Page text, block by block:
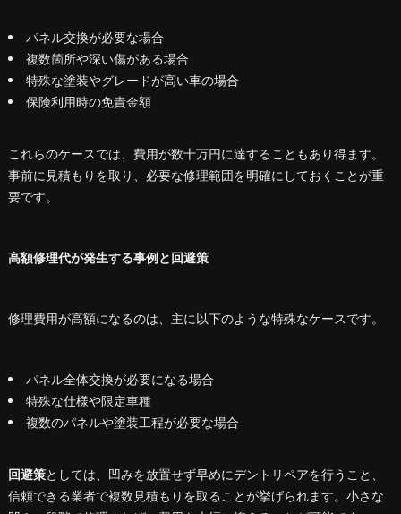
パネル交換が必要な場合
複数箇所や深い傷がある場合
特殊な塗装やグレードが高い車の場合
保険利用時の免責金額
これらのケースでは、費用が数十万円に達することもあり得ます。
事前に見積もりを取り、必要な修理範囲を明確にしておくことが重
要です。
高額修理代が発生する事例と回避策
修理費用が高額になるのは、主に以下のような特殊なケースです。
パネル全体交換が必要になる場合
特殊な仕様や限定車種
複数のパネルや塗装工程が必要な場合
回避策としては、凹みを放置せず早めにデントリペアを行うこと、
信頼できる業者で複数見積もりを取ることが挙げられます。小さな